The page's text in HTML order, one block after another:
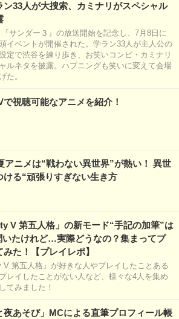
ン33人が大捜索、カミナリがスペシャル
サンダー３』の放送開始を記念し、7月8日に
イベントが開催された。学ラン33人が主人公の
定で渋谷を練り歩き、お笑いコンビ・カミナリ
ルネタを披露。ハプニングも笑いに変えて会場
た。
で視聴可能なアニメを紹介！
アニメは“戦わない異世界”が熱い！ 異世
ける“頑張りすぎない生き方
V 第五人格」の新モード“手記の加筆”は
いたけれど…実際どうなの？集まってプ
みた！【プレイレポ】
V 第五人格』が好きな人やプレイしたことある
レイしたことがない人など、様々な4人を集め
てみました！
夜あそび」MCによる直筆プロフィール帳